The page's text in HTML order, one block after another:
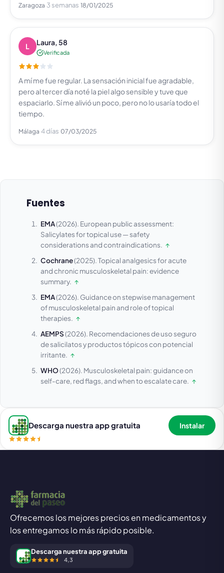
Zaragoza 3 semanas 18/01/2025
L Laura, 58
Verificada
A mí me fue regular. La sensación inicial fue agradable,
pero al tercer día noté la piel algo sensible y tuve que
espaciarlo. Sí me alivió un poco, pero no lo usaría todo el
tiempo.
Málaga 4 días 07/03/2025
Fuentes
EMA(2026). European public assessment:
Salicylates for topical use — safety
considerations and contraindications. ↑
Cochrane(2025).Topical analgesics for acute
and chronic musculoskeletal pain: evidence
summary. ↑
EMA(2026). Guidance on stepwise management
of musculoskeletal pain and role of topical
therapies. ↑
AEMPS(2026). Recomendaciones de uso seguro
de salicilatos y productos tópicos con potencial
irritante. ↑
WHO(2026). Musculoskeletal pain: guidance on
self-care, red flags, and when to escalate care. ↑
Descarga nuestra app gratuita Instalar
Ofrecemos los mejores precios en medicamentos y
los entregamos lo más rápido posible.
Descarga nuestra app gratuita
4,3